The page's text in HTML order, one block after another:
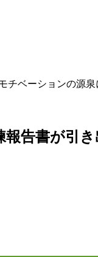
モチベーションの源
告書が引